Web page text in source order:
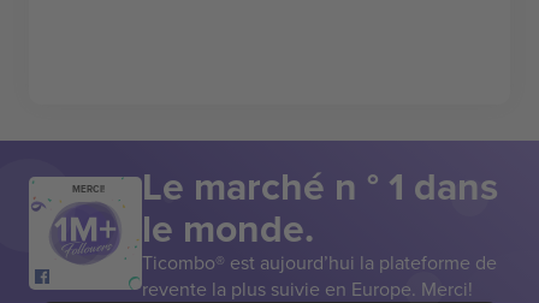
MERCI! Le marché n ° 1 dans
le monde.
Ticombo® est aujourd’hui la plateforme de
revente la plus suivie en Europe. Merci!